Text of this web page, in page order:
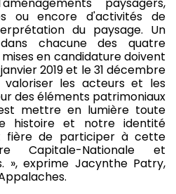
ou encore d'activités de
du paysage. Un
chacune des quatre
en candidature doivent
2019 et le 31 décembre
valoriser les acteurs et les
des éléments patrimoniaux
mettre en lumière toute
histoire et notre identité
fière de participer à cette
Capitale-Nationale et
», exprime Jacynthe Patry,